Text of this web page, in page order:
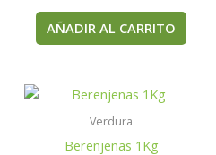
AÑADIR AL CARRITO
Verdura
Berenjenas 1Kg